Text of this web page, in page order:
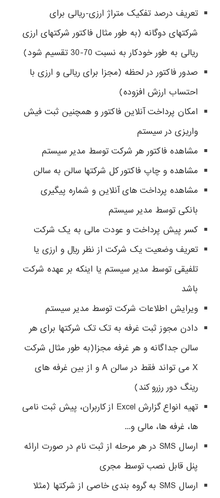
تعریف درصد تفکیک متراژ ارزی-ریالی برای
شرکتهای دوگانه (به طور مثال فاکتور شرکتهای ارزی
ریالی به طور خودکار به نسبت 70-30 تقسیم شود)
صدور فاکتور در لحظه (مجزا برای ریالی و ارزی با
احتساب ارزش افزوده)
امکان پرداخت آنلاین فاکتور و همچنین ثبت فیش
واریزی در سیستم
مشاهده فاکتور هر شرکت توسط مدیر سیستم
مشاهده و چاپ فاکتور کل شرکتها سالن به سالن
مشاهده پرداخت های آنلاین و شماره پیگیری
بانکی توسط مدیر سیستم
کسر پیش پرداخت و عودت مالی به یک شرکت
تعریف وضعیت یک شرکت از نظر ريال و ارزی یا
تلفیقی توسط مدیر سیستم یا اینکه بر عهده شرکت
باشد
ویرایش اطلاعات شرکت توسط مدیر سیستم
دادن مجوز ثبت غرفه به تک تک شرکتها برای هر
سالن جداگانه و هر غرفه مجزا(به طور مثال شرکت
X می تواند فقط در سالن A و از بین غرفه های
رینگ دور رزرو کند)
تهیه انواع گزارش Excel از کاربران، پیش ثبت نامی
ها، غرفه ها، مالی و...
ارسال SMS در هر مرحله از ثبت نام در صورت ارائه
پنل قابل نصب توسط مجری
ارسال SMS به گروه بندی خاصی از شرکتها (مثلا